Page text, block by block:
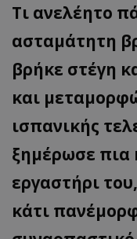
Τι ανελέητο
ασταμάτητη
βρήκε στέγη
και
ισπανικής
ξημέρωσε πια
εργαστήρι
κάτι